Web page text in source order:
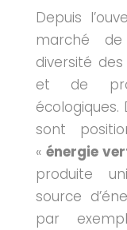
Depuis
marché
diversité
et de
écologiques.
sont
« énergie
produite
source
par